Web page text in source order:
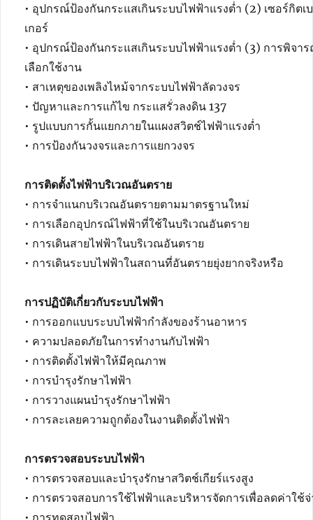
• อุปกรณ์ป้องกันกระแสเกินระบบไฟฟ้าแรงต่ำ (2) เซอร์กิตเ
เกอร์
• อุปกรณ์ป้องกันกระแสเกินระบบไฟฟ้าแรงต่ำ (3) การพิจา
เลือกใช้งาน
• สาเหตุของเพลิงไหม้จากระบบไฟฟ้าลัดวงจร
• ปัญหาและการแก้ไข กระแสรั่วลงดิน 137
• รูปแบบการกั้นแยกภายในแผงสวิตช์ไฟฟ้าแรงต่ำ
• การป้องกันวงจรและการแยกวงจร
การติดตั้งไฟฟ้าบริเวณอันตราย
• การจำแนกบริเวณอันตรายตามมาตรฐานใหม่
• การเลือกอุปกรณ์ไฟฟ้าที่ใช้ในบริเวณอันตราย
• การเดินสายไฟฟ้าในบริเวณอันตราย
• การเดินระบบไฟฟ้าในสถานที่อันตรายยุ่งยากจริงหรือ
การปฏิบัติเกี่ยวกับระบบไฟฟ้า
• การออกแบบระบบไฟฟ้ากำลังของร้านอาหาร
• ความปลอดภัยในการทำงานกับไฟฟ้า
• การติดตั้งไฟฟ้าให้มีคุณภาพ
• การบำรุงรักษาไฟฟ้า
• การวางแผนบำรุงรักษาไฟฟ้า
• การละเลยความถูกต้องในงานติดตั้งไฟฟ้า
การตรวจสอบระบบไฟฟ้า
• การตรวจสอบและบำรุงรักษาสวิตช์เกียร์แรงสูง
• การตรวจสอบการใช้ไฟฟ้าและบริหารจัดการเพื่อลดค่าใช้จ่
• การทดสอบไฟฟ้า